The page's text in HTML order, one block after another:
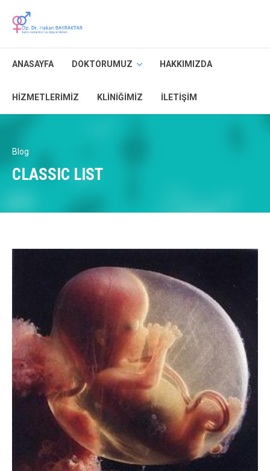
ANASAYFA DOKTORUMUZ HAKKIMIZDA
HIZMETLERIMIZ KLINIĞIMIZ İLETIŞIM
Blog
CLASSIC LIST